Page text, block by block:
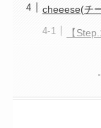
cheeese(チ
【